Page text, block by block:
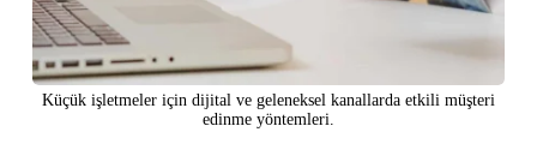
Küçük işletmeler için dijital ve geleneksel kanallarda etkili müşteri
edinme yöntemleri.